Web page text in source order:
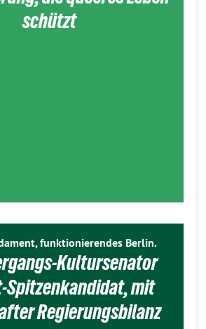
schützt
funktionierendes Berlin.
Kultursenator
Spitzenkandidat, mit
Regierungsbilanz